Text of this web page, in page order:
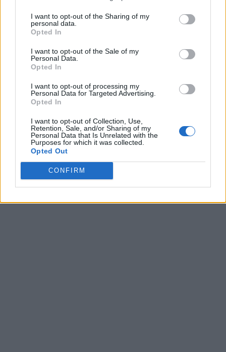
I want to opt-out of the Sharing of my
personal data.
Opted In
I want to opt-out of the Sale of my
Personal Data.
Opted In
I want to opt-out of processing my
Personal Data for Targeted Advertising.
Opted In
I want to opt-out of Collection, Use,
Retention, Sale, and/or Sharing of my
Personal Data that Is Unrelated with the
Purposes for which it was collected.
Opted Out
CONFIRM